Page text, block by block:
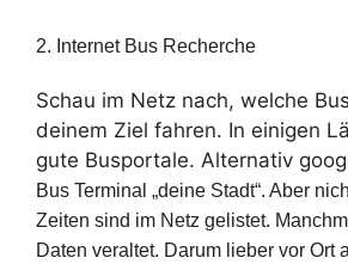
2. Internet Bus Recherche
Schau im Netz nach, welche
deinem Ziel fahren. In einigen
gute Busportale. Alternativ
Bus Terminal „deine Stadt“. Aber
Zeiten sind im Netz gelistet.
Daten veraltet. Darum lieber vor Ort